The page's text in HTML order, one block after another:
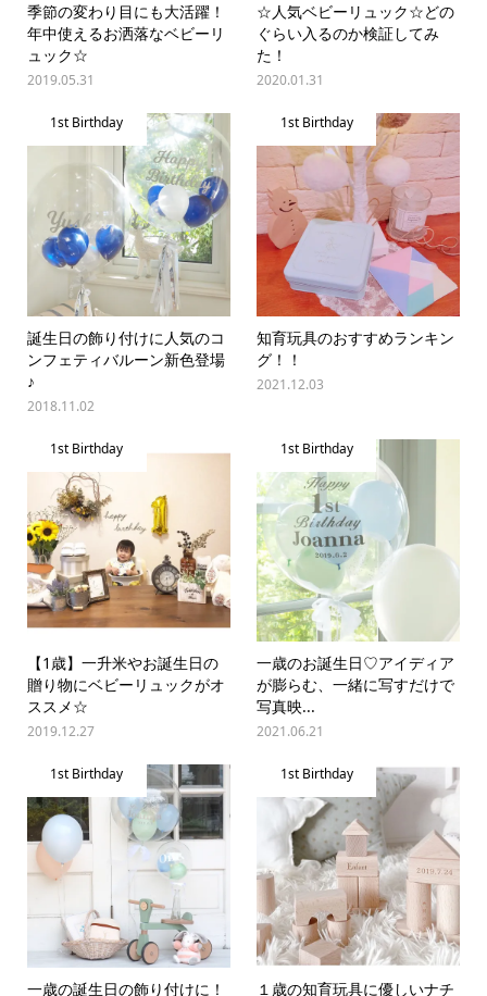
季節の変わり目にも大活躍！
年中使えるお洒落なベビーリ
ュック☆
2019.05.31
☆人気ベビーリュック☆どの
ぐらい入るのか検証してみ
た！
2020.01.31
1st Birthday
誕生日の飾り付けに人気のコ
ンフェティバルーン新色登場
♪
2018.11.02
1st Birthday
知育玩具のおすすめランキン
グ！！
2021.12.03
1st Birthday
【1歳】一升米やお誕生日の
贈り物にベビーリュックがオ
ススメ☆
2019.12.27
1st Birthday
一歳のお誕生日♡ アイディア
が膨らむ、一緒に写すだけで
写真映...
2021.06.21
1st Birthday
一歳の誕生日の飾り付けに！
1st Birthday
１歳の知育玩具に優しいナチ